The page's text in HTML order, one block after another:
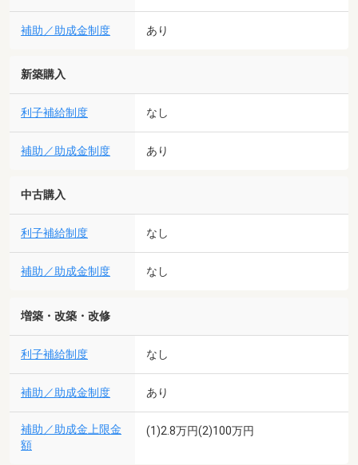
補助／助成金制度 あり
新築購入
利子補給制度 なし
補助／助成金制度 あり
中古購入
利子補給制度 なし
補助／助成金制度 なし
増築・改築・改修
利子補給制度 なし
補助／助成金制度 あり
補助／助成金上限金
額
(1)2.8万円(2)100万円